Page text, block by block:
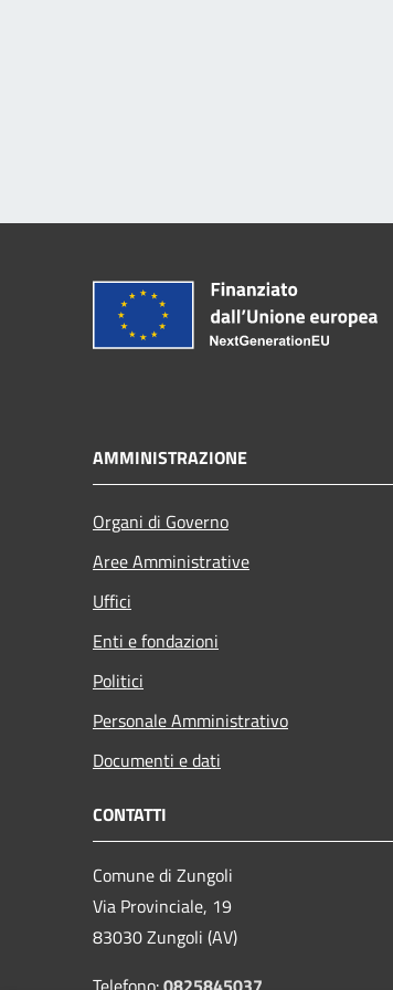
AMMINISTRAZIONE
Organi di Governo
Aree Amministrative
Uffici
Enti e fondazioni
Politici
Personale Amministrativo
Documenti e dati
CONTATTI
Comune di Zungoli
Via Provinciale, 19
83030 Zungoli (AV)